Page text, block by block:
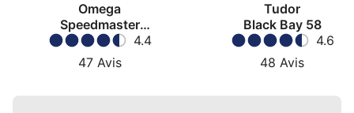
Omega
Speedmaster
Moonwatch4.4
47 Avis
Tudor
Black Bay 58
4.6
48 Avis